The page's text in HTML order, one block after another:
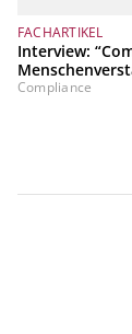
FACHARTIKEL
Interview:
Compliance